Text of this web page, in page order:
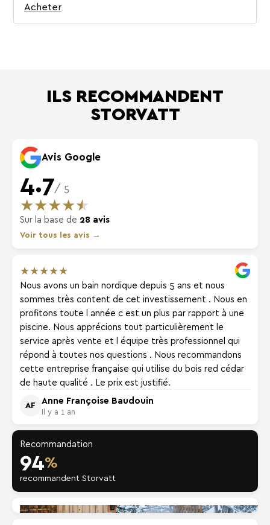
Acheter
ILS RECOMMANDENT
STORVATT
Avis Google
4.7/ 5
★★★★★
Sur la base de 28 avis
Voir tous les avis →
★★★★★
Nous avons un bain nordique depuis 5 ans et nous
sommes très content de cet investissement . Nous en
profitons toute l année c est un plus par rapport à une
piscine. Nous apprécions tout particulièrement le
service après vente et l équipe très professionnel qui
répond à toutes nos questions . Nous recommandons
cette entreprise française qui utilise du bois red cédar
de haute qualité . Le prix est justifié.
AF
Anne Françoise Baudouin
Il y a 1 an
Recommandation
94%
recommandent Storvatt